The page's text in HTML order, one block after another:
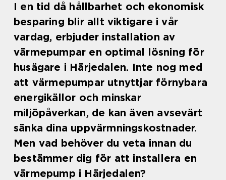
I en tid då hållbarhet och ekonomisk
besparing blir allt viktigare i vår
vardag, erbjuder installation av
värmepumpar en optimal lösning för
husägare i Härjedalen. Inte nog med
att värmepumpar utnyttjar förnybara
energikällor och minskar
miljöpåverkan, de kan även avsevärt
sänka dina uppvärmningskostnader.
Men vad behöver du veta innan du
bestämmer dig för att installera en
värmepump i Härjedalen?